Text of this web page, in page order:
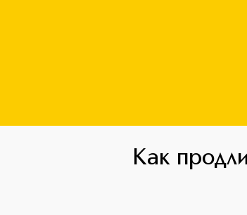
Как